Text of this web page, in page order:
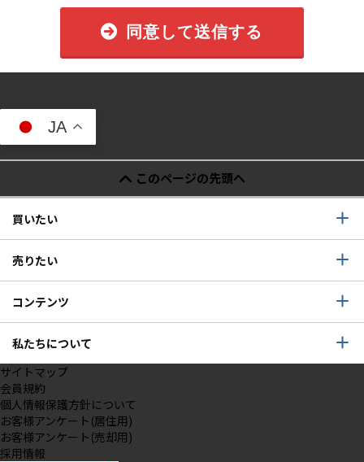
同意して送信する
JA
このページの先頭へ
買いたい
売りたい
コンテンツ
私たちについて
サイトマップ
会員規約
個人情報保護方針について
お客様アンケート(居住用)
お客様アンケート(売却用)
採用情報